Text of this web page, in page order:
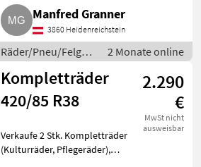
Zustand, oder 355/50R22, 5
oder ähnliche Größe, keine
Agrotrailer. Waldviertel, NÖ. R
Manfred Granner
3860 Heidenreichstein
Räder/Pneu/Felgen
/ Kompletträder
2 Monate online
Kompletträder
420/85 R38
2.290
€
MwSt nicht
ausweisbar
Verkaufe 2 Stk. Kompletträder
(Kulturräder, Pflegeräder),